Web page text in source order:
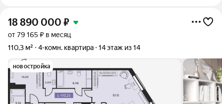
18 890 000 ₽
от 79 165 ₽ в месяц
110,3 м²
4-комн. квартира 14 этаж из 14
новостройка